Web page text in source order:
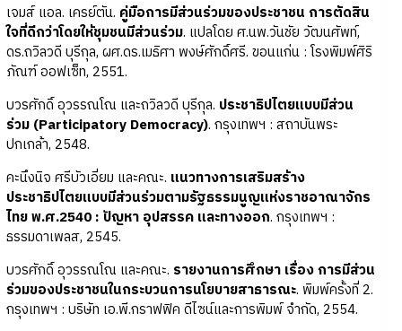
เจมส์ แอล. เครย์ตัน. คู่มือการมีส่วนร่วมของประชาชน การตัดสิน
ใจที่ดีกว่าโดยให้ชุมชนมีส่วนร่วม. แปลโดย ศ.นพ.วันชัย วัฒนศัพท์,
ดร.ถวิลวดี บุรีกุล, ผศ.ดร.เมธิศา พงษ์ศักดิ์ศรี. ขอนแก่น : โรงพิมพ์ศิริ
ภัณฑ์ ออฟเซ็ท, 2551.
บวรศักดิ์ อุวรรณโณ และถวิลวดี บุรีกุล. ประชาธิปไตยแบบมีส่วน
ร่วม (Participatory Democracy). กรุงเทพฯ : สถาบันพระ
ปกเกล้า, 2548.
คะนึงนิจ ศรีบัวเอี่ยม และคณะ. แนวทางการเสริมสร้าง
ประชาธิปไตยแบบมีส่วนร่วมตามรัฐธรรมนูญแห่งราชอาณาจักร
ไทย พ.ศ.2540 : ปัญหา อุปสรรค และทางออก. กรุงเทพฯ :
ธรรมดาเพลส, 2545.
บวรศักดิ์ อุวรรณโณ และคณะ. รายงานการศึกษา เรื่อง การมีส่วน
ร่วมของประชาชนในกระบวนการนโยบายสาธารณะ. พิมพ์ครั้งที่ 2.
กรุงเทพฯ : บริษัท เอ.พี.กราฟฟิค ดีไซน์และการพิมพ์ จำกัด, 2554.